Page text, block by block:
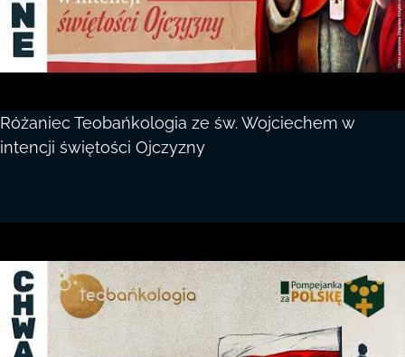
Różaniec Teobańkologia ze św. Wojciechem w
intencji świętości Ojczyzny